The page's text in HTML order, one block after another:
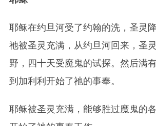
耶稣在约旦河受了约翰的洗，圣灵
祂被圣灵充满，从约旦河回来，圣
野，四十天受魔鬼的试探。然后满
到加利利开始了祂的事奉。
耶稣被圣灵充满，能够胜过魔鬼的